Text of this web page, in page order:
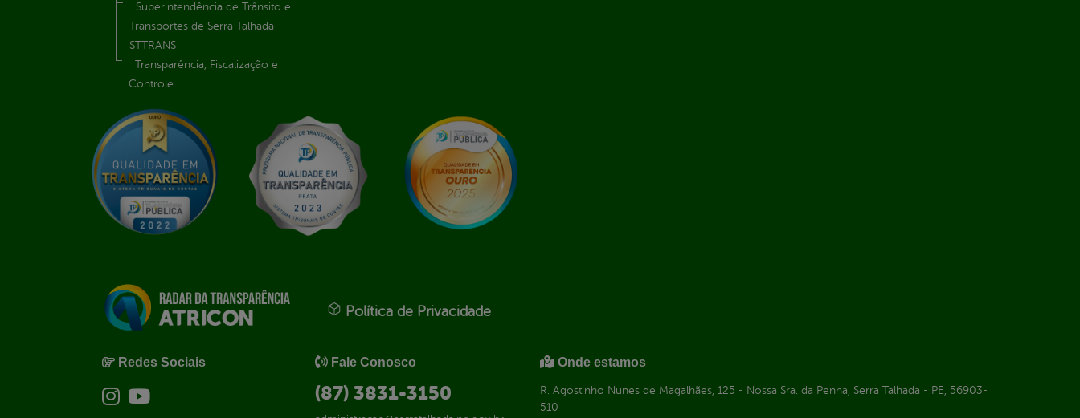
Superintendência de Trânsito e
Transportes de Serra Talhada-
STTRANS
Transparência, Fiscalização e
Controle
Política de Privacidade
Redes Sociais Fale Conosco
(87) 3831-3150
Onde estamos
R. Agostinho Nunes de Magalhães, 125 - Nossa Sra. da Penha, Serra Talhada - PE, 56903-
510